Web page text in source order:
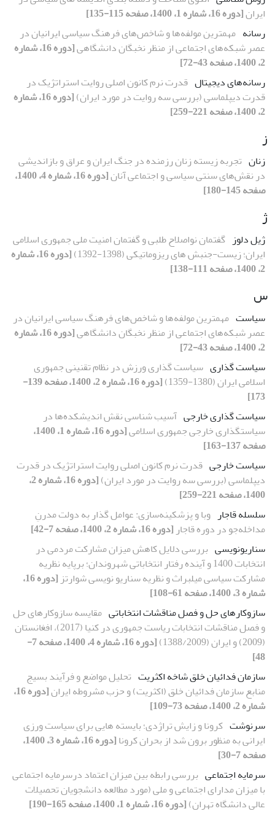
ایران[دوره 16، شماره 1، 1400، صفحه 115-135]
رسانه مهمترین مولفه‌ها و شاخص‌های فرهنگ سیاسی ایرانیان در
عصر شبکه‌های اجتماعی از منظر نخبگان دانشگاهی
[دوره 16، شماره
2، 1400، صفحه 43-72]
رسانه‌های دیجیتال قدرت نرم کانون اصلی روایت استراتژیک در
قدرت دیپلماسی (بررسی سه روایت در مورد ایران)
[دوره 16، شماره
2، 1400، صفحه 221-259]
ز
زنان تجربه زیسته زنان رزمنده در جنگ ایران و عراق و بازاندیشی
در نقش‌های سنتی سیاسی و اجتماعی آنان
[دوره 16، شماره 4، 1400،
صفحه 145-180]
ژ
ژیل دلوز گفتمان نواصلاح طلبی و گفتمان امنیت ملی جمهوری اسلامی
ایران؛ زیست-جنبش های ریزوماتیکی (1398-1392)
[دوره 16، شماره
2، 1400، صفحه 111-138]
س
سیاست مهمترین مولفه‌ها و شاخص‌های فرهنگ سیاسی ایرانیان در
عصر شبکه‌های اجتماعی از منظر نخبگان دانشگاهی
[دوره 16، شماره
2، 1400، صفحه 43-72]
سیاست گذاری سیاست گذاری ورزش در نظام تقنینی جمهوری
اسلامی ایران (1380-1359)
[دوره 16، شماره 2، 1400، صفحه 139-
173]
سیاست گذاری خارجی آسیب شناسی نقش اندیشکده‌ها در
سیاستگذاری خارجی جمهوری اسلامی
[دوره 16، شماره 1، 1400،
صفحه 137-163]
سیاست خارجی قدرت نرم کانون اصلی روایت استراتژیک در قدرت
دیپلماسی (بررسی سه روایت در مورد ایران)
[دوره 16، شماره 2،
1400، صفحه 221-259]
سلسله قاجار وبا و پزشکینه‌سازی: عوامل گذار به دولت مدرنِ
مداخله‌جو در دوره قاجار [دوره 16، شماره 2، 1400، صفحه 7-42]
سناریونویسی بررسی دلایل کاهش میزان مشارکت مردمی در
انتخابات 1400 و آینده رفتار انتخاباتی شهروندان؛ برپایه نظریه
مشارکت سیاسی میلبراث و نظریه سناریو نویسی شوارتز
[دوره 16،
شماره 3، 1400، صفحه 61-108]
سازوکارهای حل و فصل مناقشات انتخاباتی مقایسه سازوکارهای حل
و فصل مناقشات انتخابات ریاست جمهوری در کنیا (2017)، افغانستان
(2009) و ایران (1388/2009)
[دوره 16، شماره 4، 1400، صفحه 7-
48]
سازمان فدائیان خلق شاخه اکثریت تحلیل مواضع و فرآیند بسیج
منابع سازمان فدائیان خلق (اکثریت) و حزب مشروطه ایران
[دوره 16،
شماره 2، 1400، صفحه 73-109]
سرنوشت کرونا و زایش تراژدی؛ بایسته هایی برای سیاست ورزی
ایرانی به منظور برون شد از بحران کرونا
[دوره 16، شماره 3، 1400،
صفحه 7-30]
سرمایه اجتماعی بررسی رابطه بین میزان اعتماد درسرمایه اجتماعی
با میزان مدارای اجتماعی و ملی (مورد مطالعه دانشجویان تحصیلات
عالی دانشگاه تهران)[دوره 16، شماره 1، 1400، صفحه 165-190]